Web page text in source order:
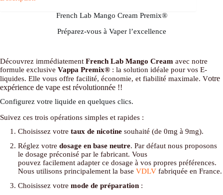
French Lab Mango Cream Premix®
Préparez-vous à Vaper l’excellence
Découvrez immédiatement French Lab Mango Cream avec notre
formule exclusive Vappa Premix® : la solution idéale pour vos E-
liquides. Elle vous offre facilité, économie, et fiabilité maximale. Votre
expérience de vape est révolutionnée !!
Configurez votre liquide en quelques clics.
Suivez ces trois opérations simples et rapides :
Choisissez votretaux de nicotine souhaité (de 0mg à 9mg).
Réglez votredosage en base neutre. Par défaut nous proposons
le dosage préconisé par le fabricant. Vous
pouvez facilement adapter ce dosage à vos propres préférences.
Nous utilisons principalement la baseVDLV fabriquée en France.
Choisissez votremode de préparation :